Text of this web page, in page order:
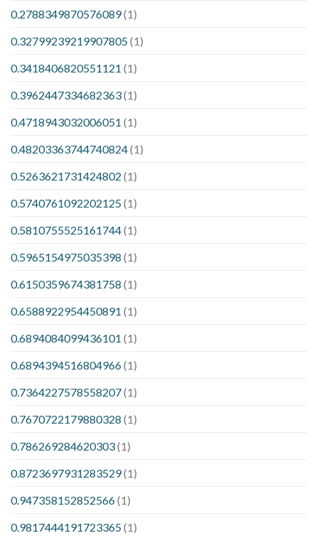
0.2788349870576089(1)
0.32799239219907805(1)
0.3418406820551121 (1)
0.3962447334682363(1)
0.4718943032006051 (1)
0.48203363744740824(1)
0.5263621731424802 (1)
0.5740761092202125(1)
0.5810755525161744(1)
0.5965154975035398 (1)
0.6150359674381758 (1)
0.6588922954450891 (1)
0.6894084099436101 (1)
0.6894394516804966(1)
0.7364227578558207(1)
0.7670722179880328 (1)
0.786269284620303(1)
0.8723697931283529(1)
0.947358152852566(1)
0.9817444191723365(1)